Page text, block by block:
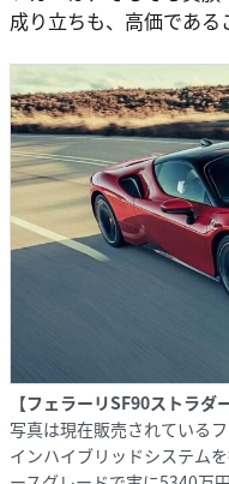
成り立ちも、高価である
【フェラーリSF90ストラダ
写真は現在販売されている
インハイブリッドシステム